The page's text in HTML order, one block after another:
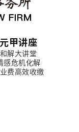
元甲讲座
和解大讲堂
感危机化解
费高效收缴